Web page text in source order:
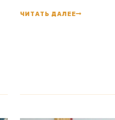
ЧИТАТЬ ДАЛЕЕ